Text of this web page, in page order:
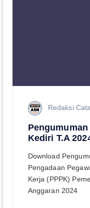
Redaksi
Kediri T.A
Download
Pengadaan
Kerja (PPPK)
Anggaran 2024